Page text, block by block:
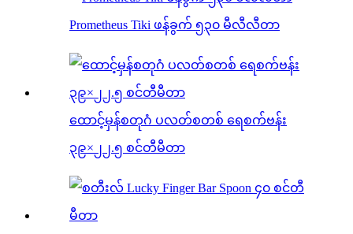
Prometheus Tiki ဖန်ခွက် ၅၃၀ မီလီလီတာ
ထောင့်မှန်စတုဂံ ပလတ်စတစ် ရေစက်ဗန်း
၃၉×၂၂.၅ စင်တီမီတာ